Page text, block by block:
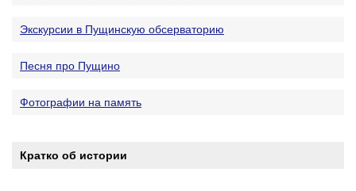
Экскурсии в Пущинскую обсерваторию
Песня про Пущино
Фотографии на память
Кратко об истории